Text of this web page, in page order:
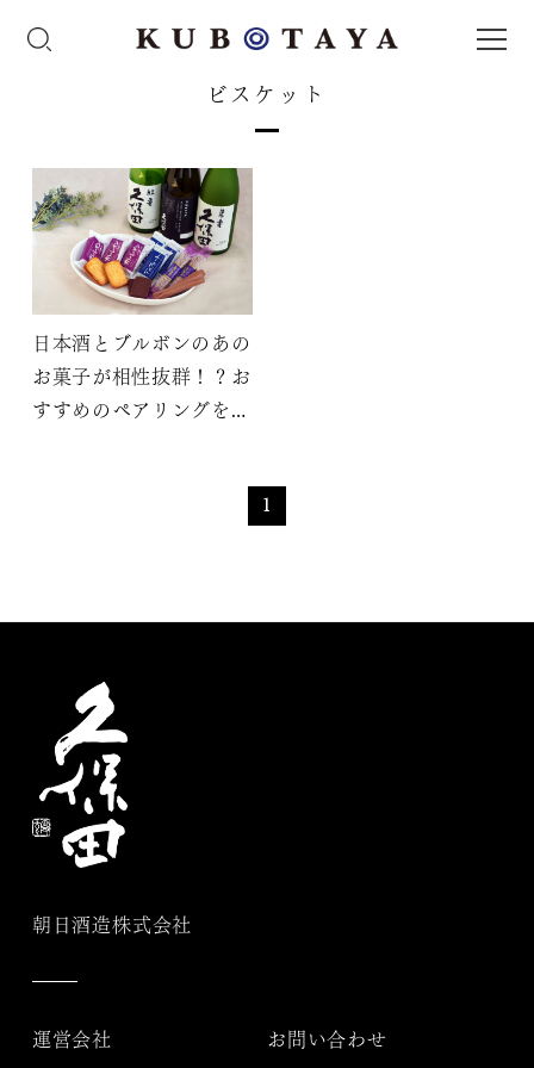
ビスケット
日本酒とブルボンのあの
お菓子が相性抜群！？お
すすめのペアリングをご
1
朝日酒造株式会社
運営会社 お問い合わせ